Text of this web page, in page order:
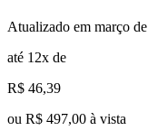
Atualizado em março
até 12x de
R$ 46,39
ou R$ 497,00 à vista